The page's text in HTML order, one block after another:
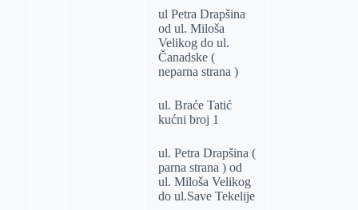
ul Petra Drapšina
od ul. Miloša
Velikog do ul.
Čanadske (
neparna strana )
ul. Braće Tatić
kućni broj 1
ul. Petra Drapšina (
parna strana ) od
ul. Miloša Velikog
do ul.Save Tekelije